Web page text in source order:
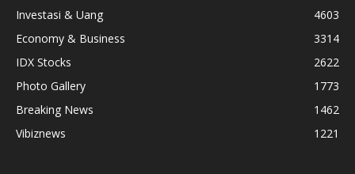
Investasi & Uang
4603
Economy & Business
3314
IDX Stocks
2622
Photo Gallery
1773
Breaking News
1462
Vibiznews
1221